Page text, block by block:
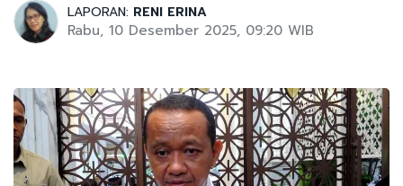
LAPORAN: RENI ERINA
Rabu, 10 Desember 2025, 09:20 WIB